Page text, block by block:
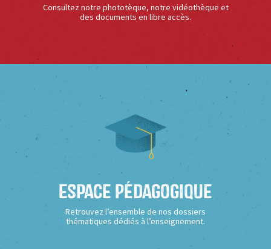
Consultez notre phototèque, notre vidéothèque et
des documents en libre accès.
Espace Pédagogique
Retrouvez l’ensemble de nos dossiers
thématiques dédiés à l’enseignement.